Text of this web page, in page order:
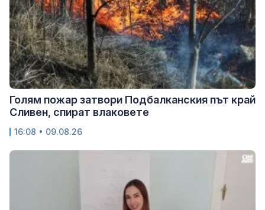
Голям пожар затвори Подбалканския път край
Сливен, спират влаковете
16:08 • 09.08.26